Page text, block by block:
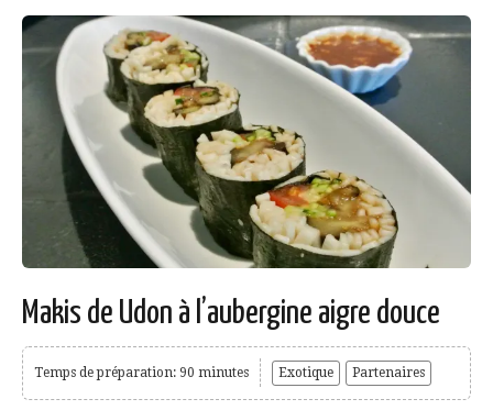
Makis de Udon à l’aubergine aigre douce
Temps de préparation: 90 minutes Exotique Partenaires